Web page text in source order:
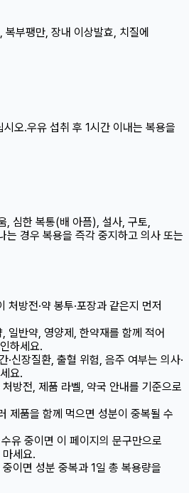
부팽만, 장내 이상발효, 치질에
오.우유 섭취 후 1시간 이내는 복용을
, 심한 복통(배 아픔), 설사, 구토,
는 경우 복용을 즉각 중지하고 의사 또는
처방전·약 봉투·포장과 같은지 먼저
일반약, 영양제, 한약재를 함께 적어
하세요.
·신장질환, 출혈 위험, 음주 여부는 의사·
요.
방전, 제품 라벨, 약국 안내를 기준으로
제품을 함께 먹으면 성분이 중복될 수
유 중이면 이 페이지의 문구만으로
세요.
이면 성분 중복과 1일 총 복용량을